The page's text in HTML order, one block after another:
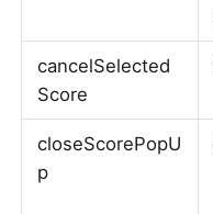
cancelSelected
Score
closeScorePopU
p